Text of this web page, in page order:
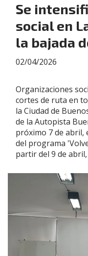
Se
social en
la bajada
Organizaciones
cortes de ruta en
la Ciudad de
de la Autopista
próximo 7 de abril,
del programa
partir del 9 de
02/04/2026